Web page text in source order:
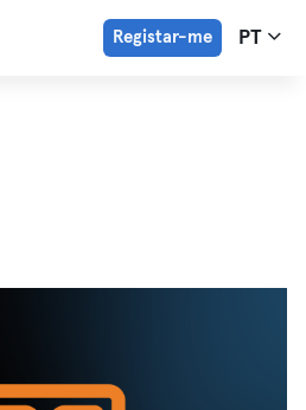
Registar-me PT